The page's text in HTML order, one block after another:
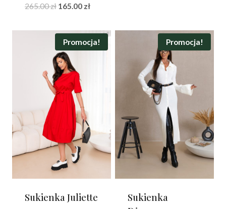
265.00zł Pierwotna
wynosiła:
265.00 zł.
165.00 złAktualna
wynosi:
165.00 zł.
265.00 zł.155.00 zł.
Promocja!
Sukienka Juliette
Promocja!
Sukienka